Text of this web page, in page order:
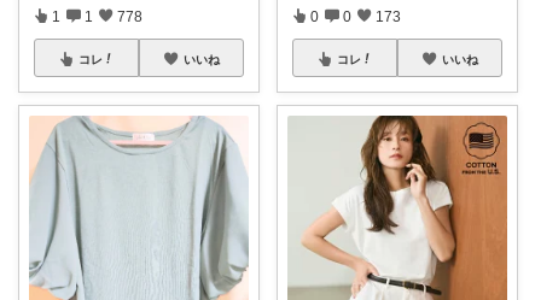
1 1 778
コレ いいね
0 0 173
コレ いいね